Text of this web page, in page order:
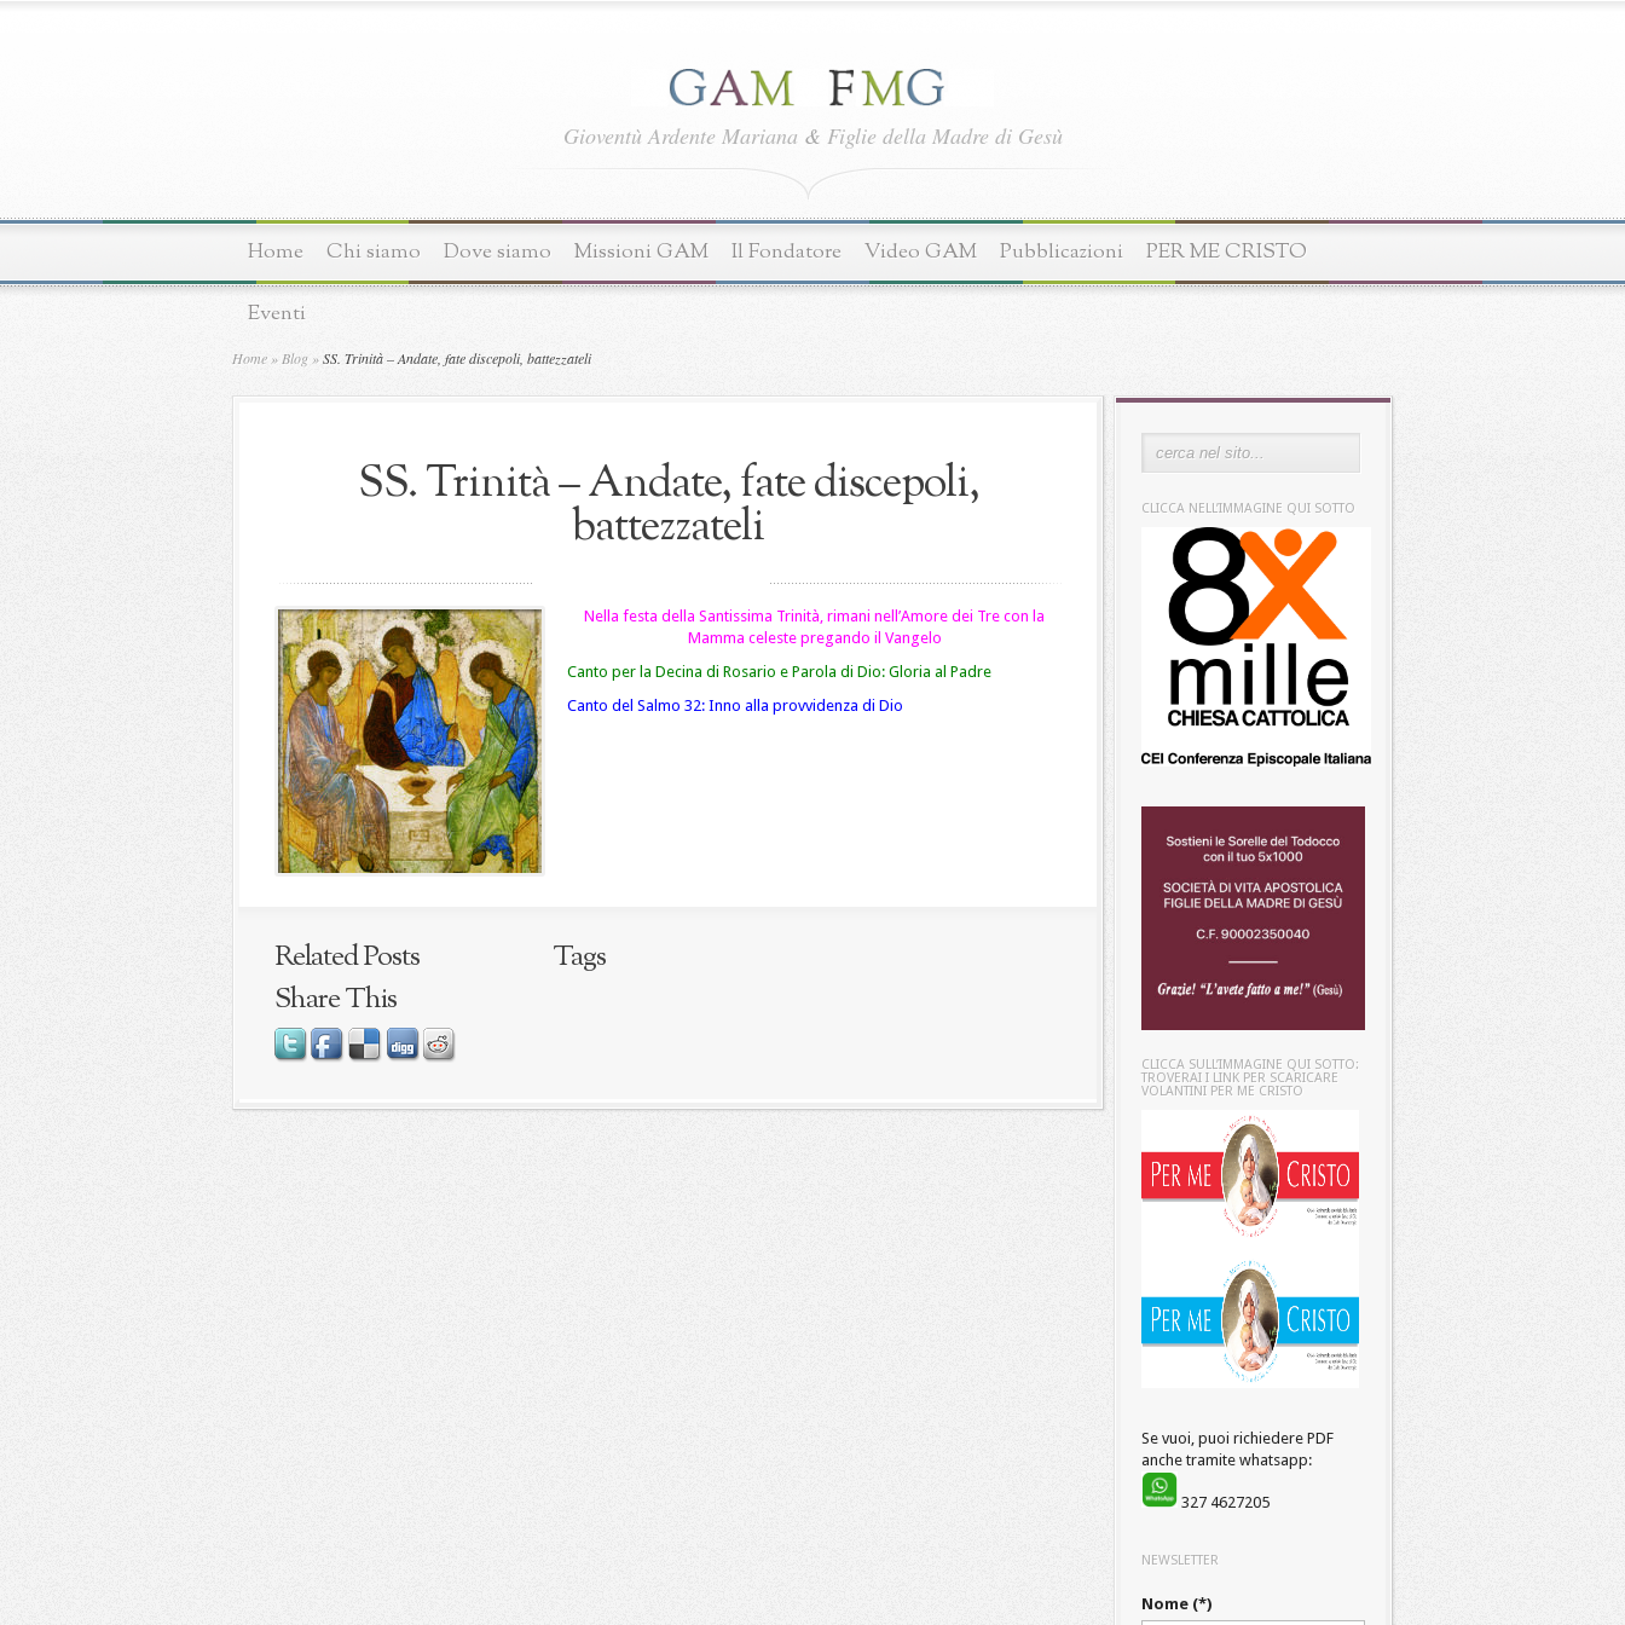
Gioventù Ardente Mariana & Figlie della Madre di Gesù
Home Chi siamo Dove siamo Missioni GAM Il Fondatore Video GAM Pubblicazioni PER ME CRISTO
Eventi
Home » Blog »SS. Trinità – Andate, fate discepoli, battezzateli
SS. Trinità – Andate, fate discepoli,
battezzateli
Nella festa della Santissima Trinità, rimani nell’Amore dei Tre con la
Mamma celeste pregando il Vangelo
Canto per la Decina di Rosario e Parola di Dio: Gloria al Padre
Canto del Salmo 32: Inno alla provvidenza di Dio
Related Posts
Tags
Share This
CLICCA NELL’IMMAGINE QUI SOTTO
CLICCA SULL’IMMAGINE QUI SOTTO:
TROVERAI I LINK PER SCARICARE
VOLANTINI PER ME CRISTO
Se vuoi, puoi richiedere PDF
anche tramite whatsapp:
327 4627205
NEWSLETTER
Nome (*)